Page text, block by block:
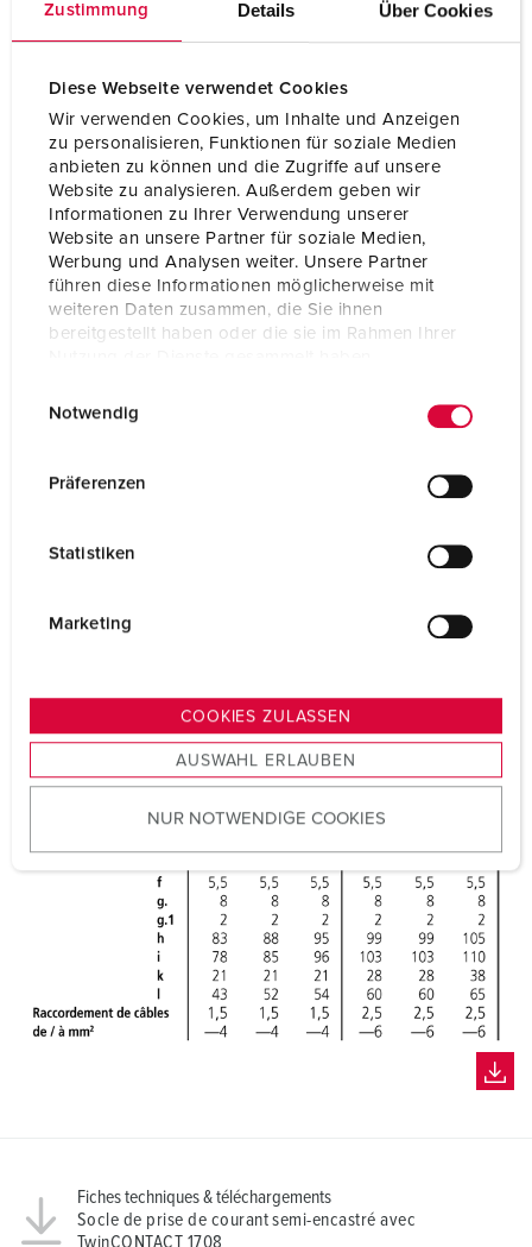
Zustimmung Details Über Cookies
Diese Webseite verwendet Cookies
Wir verwenden Cookies, um Inhalte und Anzeigen
zu personalisieren, Funktionen für soziale Medien
anbieten zu können und die Zugriffe auf unsere
Website zu analysieren. Außerdem geben wir
Informationen zu Ihrer Verwendung unserer
Website an unsere Partner für soziale Medien,
Werbung und Analysen weiter. Unsere Partner
führen diese Informationen möglicherweise mit
weiteren Daten zusammen, die Sie ihnen
bereitgestellt haben oder die sie im Rahmen Ihrer
s
u
w
Notwendig
Präferenzen
Statistiken
Marketing
COOKIES ZULASSEN
AUSWAHL ERLAUBEN
NUR NOTWENDIGE COOKIES
Indice de protection IP67
Plastron 75x75 mm
Trous de fixation 60x60 mm
Poids 141 g
Certification de conformité
VDE
EAC
Fiches techniques & téléchargements
Socle de prise de courant semi-encastré avec
TwinCONTACT 1708